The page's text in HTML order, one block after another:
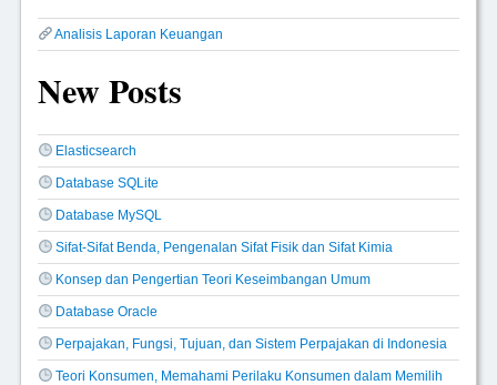
Analisis Laporan Keuangan
New Posts
Elasticsearch
Database SQLite
Database MySQL
Sifat-Sifat Benda, Pengenalan Sifat Fisik dan Sifat Kimia
Konsep dan Pengertian Teori Keseimbangan Umum
Database Oracle
Perpajakan, Fungsi, Tujuan, dan Sistem Perpajakan di Indonesia
Teori Konsumen, Memahami Perilaku Konsumen dalam Memilih